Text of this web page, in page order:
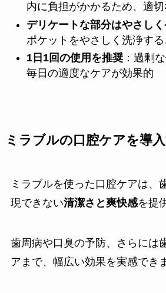
内に負担がかかるため、適
デリケートな部分はやさし
ポケットをやさしく洗浄す
1日1回の使用を推奨：過剰
毎日の適度なケアが効果的
ミラブルの口腔ケアを導
ミラブルを使った口腔ケアは、
現できない清潔さと爽快感を提
歯周病や口臭の予防、さらには
アまで、幅広い効果を実感でき